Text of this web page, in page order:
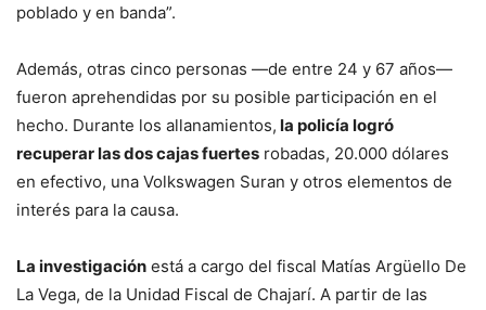
poblado y en banda”.
Además, otras cinco personas —de entre 24 y 67 años—
fueron aprehendidas por su posible participación en el
hecho. Durante los allanamientos, la policía logró
recuperar las dos cajas fuertes robadas, 20.000 dólares
en efectivo, una Volkswagen Suran y otros elementos de
interés para la causa.
La investigación está a cargo del fiscal Matías Argüello De
La Vega, de la Unidad Fiscal de Chajarí. A partir de las